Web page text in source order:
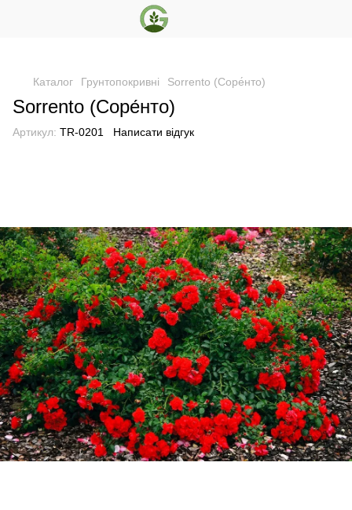
Каталог Грунтопокривні Sorrento (Соре́нто)
Sorrento (Соре́нто)
Артикул: TR-0201 Написати відгук